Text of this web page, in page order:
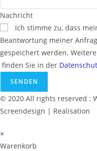
Nachricht
Ich stimme zu, dass
Beantwortung meiner
gespeichert werden.
­ finden Sie in der
SENDEN
© 2020 All rights reserved :
Screendesign | Realisation
×
Warenkorb